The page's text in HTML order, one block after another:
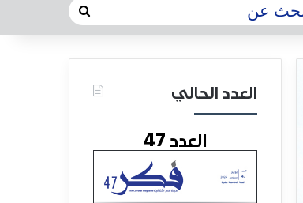
العدد الحالي
العدد 47